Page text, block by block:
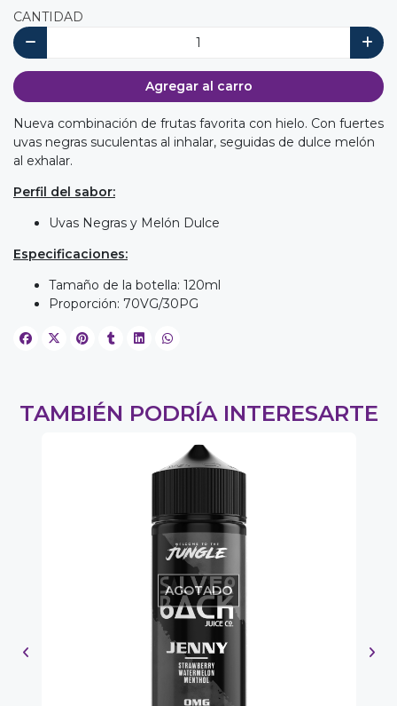
CANTIDAD
Agregar al carro
Nueva combinación de frutas favorita con hielo. Con fuertes
uvas negras suculentas al inhalar, seguidas de dulce melón
al exhalar.
Perfil del sabor:
Uvas Negras y Melón Dulce
Especificaciones:
Tamaño de la botella: 120ml
Proporción: 70VG/30PG
TAMBIÉN PODRÍA INTERESARTE
AGOTADO